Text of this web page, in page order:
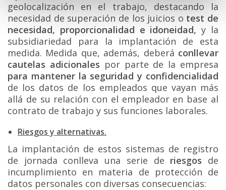
geolocalización en el trabajo, destacando la
necesidad de superación de los juicios o test de
necesidad, proporcionalidad e idoneidad,y la
subsidiariedad para la implantación de esta
medida. Medida que, además, deberá conllevar
cautelas adicionales por parte de la empresa
para mantener la seguridad y confidencialidad
de los datos de los empleados que vayan más
allá de su relación con el empleador en base al
contrato de trabajo y sus funciones laborales.
Riesgos y alternativas.
La implantación de estos sistemas de registro
de jornada conlleva una serie de riesgos de
incumplimiento en materia de protección de
datos personales con diversas consecuencias: